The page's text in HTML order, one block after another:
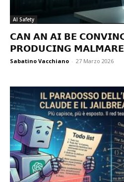
AI Safety
𝗖𝗔𝗡 𝗔𝗡 𝗔𝗜 𝗕𝗘
𝗣𝗥𝗢𝗗𝗨𝗖𝗜𝗡𝗚 𝗠𝗔𝗟𝗠𝗔𝗥𝗘
Sabatino Vacchiano - 27 Marzo 2026